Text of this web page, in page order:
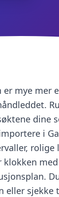
mye mer
dine
i
klokken
eller sjekke